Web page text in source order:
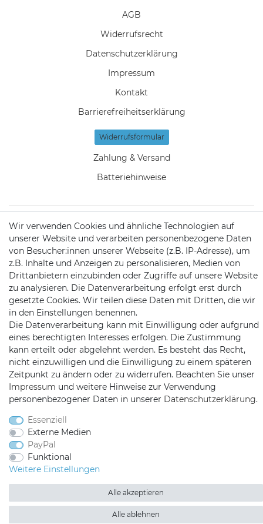
AGB
Widerrufs­recht
Daten­schutz­erklärung
Impressum
Kontakt
Barrierefreiheitserklärung
Widerrufs­formular
Zahlung & Versand
Batteriehinweise
KONTAKT
Telefon:09721 / 9453362
Mail: info@satshopping.de
Kopenhagenstr. 4
97424 Schweinfurt
| copyright & design by mediaria®
*Alle Preise inkl. MwSt., zzgl. Versandkosten
Wir verwenden Cookies und ähnliche Technologien auf
unserer Website und verarbeiten personenbezogene Daten
von Besucher:innen unserer Webseite (z.B. IP-Adresse), um
z.B. Inhalte und Anzeigen zu personalisieren, Medien von
Drittanbietern einzubinden oder Zugriffe auf unsere Website
zu analysieren. Die Datenverarbeitung erfolgt erst durch
gesetzte Cookies. Wir teilen diese Daten mit Dritten, die wir
in den Einstellungen benennen.
Die Datenverarbeitung kann mit Einwilligung oder aufgrund
eines berechtigten Interesses erfolgen. Die Zustimmung
kann erteilt oder abgelehnt werden. Es besteht das Recht,
nicht einzuwilligen und die Einwilligung zu einem späteren
Zeitpunkt zu ändern oder zu widerrufen. Beachten Sie unser
Impressum und weitere Hinweise zur Verwendung
personenbezogener Daten in unserer Daten­schutz­erklärung.
Essenziell
Externe Medien
PayPal
Funktional
Weitere Einstellungen
Alle akzeptieren
Alle ablehnen